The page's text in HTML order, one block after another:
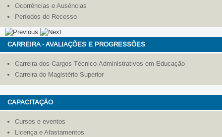
Ocorrências e Ausências
Períodos de Recesso
CARREIRA - AVALIAÇÕES E PROGRESSÕES
Carreira dos Cargos Técnico-Administrativos em Educação
Carreira do Magistério Superior
CAPACITAÇÃO
Cursos e eventos
Licença e Afastamentos